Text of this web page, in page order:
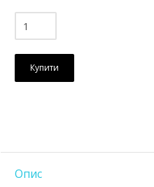
Купити
Опис